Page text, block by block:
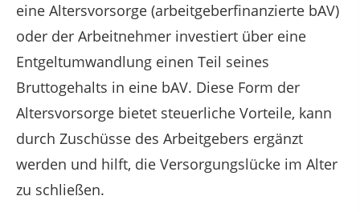
eine Altersvorsorge (arbeitgeberfinanzierte bAV)
oder der Arbeitnehmer investiert über eine
Entgeltumwandlung einen Teil seines
Bruttogehalts in eine bAV. Diese Form der
Altersvorsorge bietet steuerliche Vorteile, kann
durch Zuschüsse des Arbeitgebers ergänzt
werden und hilft, die Versorgungslücke im Alter
zu schließen.